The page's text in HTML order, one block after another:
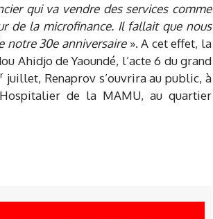
qui va vendre des services comme
de la microfinance. Il fallait que nous
notre 30e anniversaire». A cet effet, la
Ahidjo de Yaoundé, l’acte 6 du grand
juillet, Renaprov s’ouvrira au public, à
de la MAMU, au quartier